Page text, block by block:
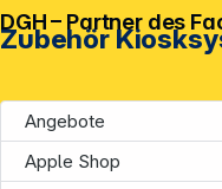
Zubehör
Angebote
Apple Shop
DGH – Partner des